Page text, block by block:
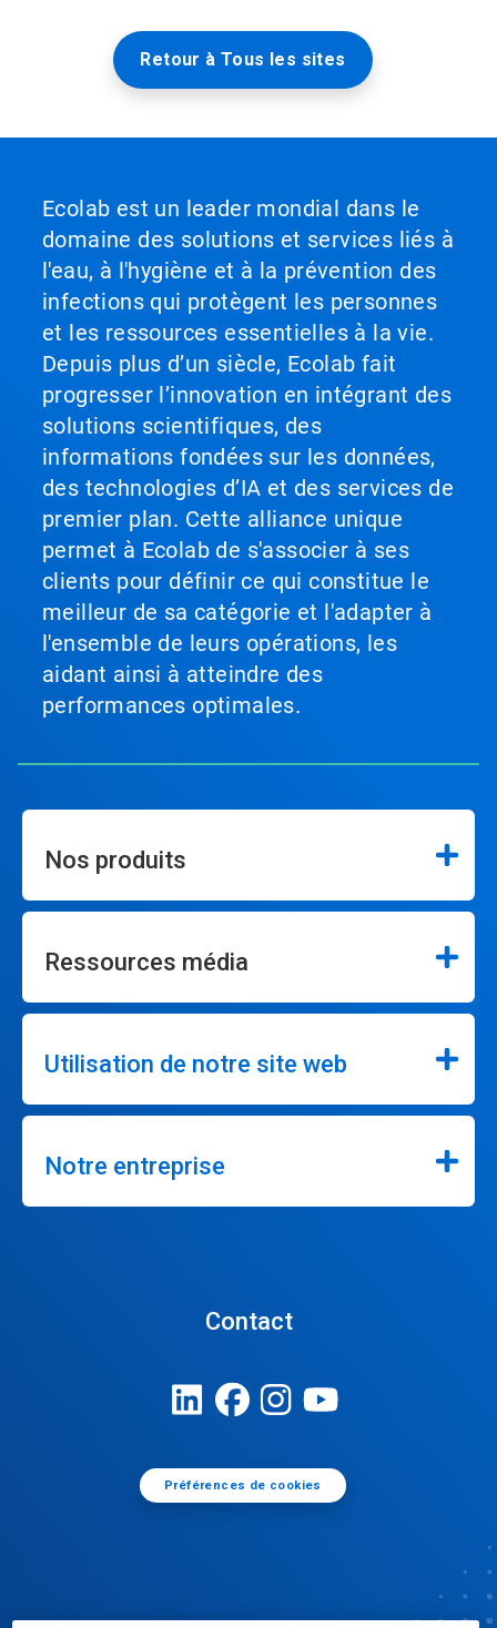
Retour à Tous les sites
Ecolab est un leader mondial dans le
domaine des solutions et services liés à
l'eau, à l'hygiène et à la prévention des
infections qui protègent les personnes
et les ressources essentielles à la vie.
Depuis plus d’un siècle, Ecolab fait
progresser l’innovation en intégrant des
solutions scientifiques, des
informations fondées sur les données,
des technologies d’IA et des services de
premier plan. Cette alliance unique
permet à Ecolab de s'associer à ses
clients pour définir ce qui constitue le
meilleur de sa catégorie et l'adapter à
l'ensemble de leurs opérations, les
aidant ainsi à atteindre des
performances optimales.
Nos produits
Ressources média
Utilisation de notre site web
Notre entreprise
Contact
Préférences de cookies